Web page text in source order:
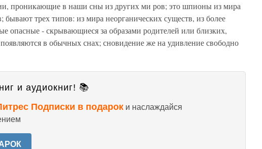
проникающие в наши сны из других ми ров; это шпионы из мира
бывают трех типов: из мира неорганических существ, из более
опасные - скрывающиеся за образами родителей или близких,
в обычных снах; сновидение же на удивление свободно
и аудиокниг! 📚
Подписки в подарок и наслаждайся